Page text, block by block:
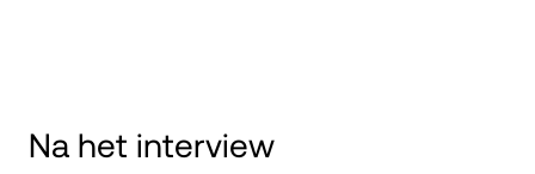
Na het interview